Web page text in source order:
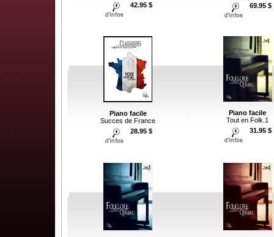
42.95 $
69.95 $
Piano facile
Succes de France
28.95 $
Piano facile
Tout en Folk.1
31.95 $